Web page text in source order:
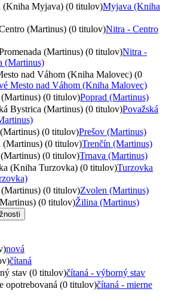
(Kniha Myjava) (0 titulov)Myjava (Kniha
(Martinus) (0 titulov)Nitra - Centro
(Martinus) (0 titulov)Nitra -
(Martinus)
nad Váhom (Kniha Malovec) (0
Mesto nad Váhom (Kniha Malovec)
(Martinus) (0 titulov)Poprad (Martinus)
Bystrica (Martinus) (0 titulov)Považská
(0 titulov)Prešov (Martinus)
(Martinus) (0 titulov)Trenčín (Martinus)
(0 titulov)Trnava (Martinus)
(Kniha Turzovka) (0 titulov)Turzovka
(0 titulov)Zvolen (Martinus)
(0 titulov)Žilina (Martinus)
nová
čítaná
stav (0 titulov)čítaná - výborný stav
opotrebovaná (0 titulov)čítaná - mierne